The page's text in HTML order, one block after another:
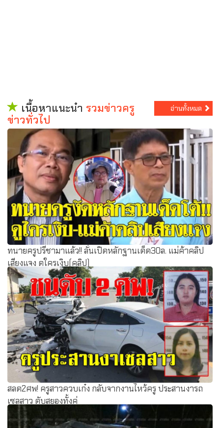
เนื้อหาแนะนำ รวมข่าวครู
ข่าวทั่วไป
อ่านทั้งหมด
ทนายครูปรีชามาแล้ว!! ลั่นเปิดหลักฐานเด็ด30ล. แม่ค้าคลิป
เสียงแจง ดูใครเงิบ(คลิป)
สลด2ศพ! ครูสาวควบเก๋ง กลับจากงานไหว้ครู ประสานงารถ
เซลสาว ดับสยองทั้งคู่